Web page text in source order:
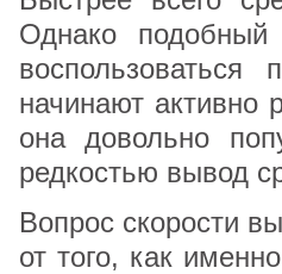
Однако
воспользоваться
начинают активно
она довольно
редкостью вывод
Вопрос скорости
от того, как